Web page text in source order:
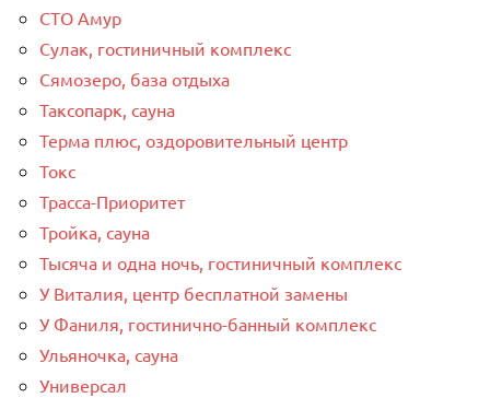
СТО Амур
Сулак, гостиничный комплекс
Сямозеро, база отдыха
Таксопарк, сауна
Терма плюс, оздоровительный центр
Токс
Трасса-Приоритет
Тройка, сауна
Тысяча и одна ночь, гостиничный комплекс
У Виталия, центр бесплатной замены
У Фаниля, гостинично-банный комплекс
Ульяночка, сауна
Универсал